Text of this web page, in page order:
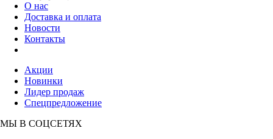
О нас
Доставка и оплата
Новости
Контакты
Акции
Новинки
Лидер продаж
Спецпредложение
МЫ В СОЦСЕТЯХ